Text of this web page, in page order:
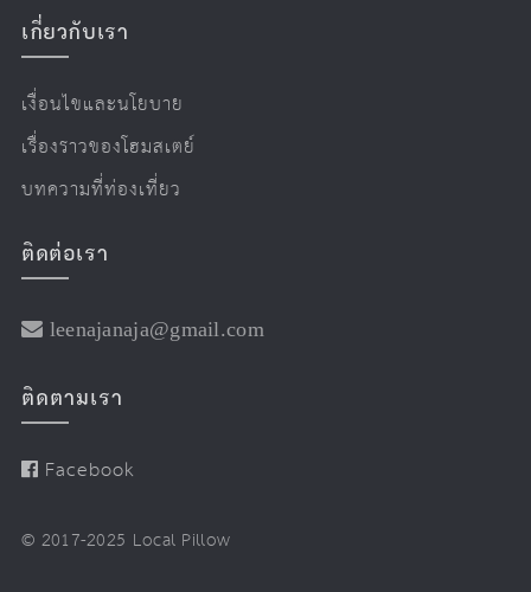
เกี่ยวกับเรา
เงื่อนไขและนโยบาย
เรื่องราวของโฮมสเตย์
บทความที่ท่องเที่ยว
ติดต่อเรา
leenajanaja@gmail.com
ติดตามเรา
Facebook
© 2017-2025 Local Pillow